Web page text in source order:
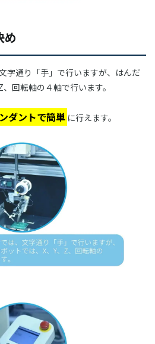
め
字通り「手」で行いますが、はんだ
回転軸の４軸で行います。
ダントで簡単 に行えます。